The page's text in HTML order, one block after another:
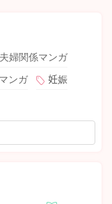
夫婦関係マンガ
ンガ
妊娠